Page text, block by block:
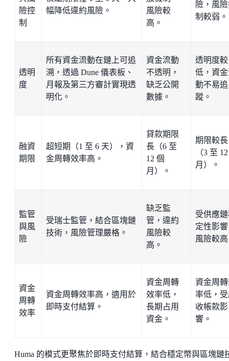
險控
制
幅降低違約風險。
風險較
高。
險，風
制較弱。
透明
度
所有資金流動在鏈上可追
溯，透過 Dune 儀表板、
月報及第三方審計實現透
明化。
資金流動
不透明，
缺乏公開
數據。
透明度較
低，資
動不易追
蹤。
融資
期限
超短期（1 至 6 天），資
金周轉效率高。
貸款期限
長（6 至
12 個
月）。
期限較長
（3 至
月）。
監管
與風
險
受瑞士監管，結合區塊鏈
技術，風險管理嚴格。
缺乏監
管，違約
風險較
高。
受供應
定性影
風險較
資金
周轉
效率
資金周轉效率高，適用於
即時支付結算。
資金周轉
效率低，
長期占用
資金。
資金周
率低，
收帳款影
響。
Huma 的模式更聚焦於即時支付結算，結合穩定幣與區塊鏈